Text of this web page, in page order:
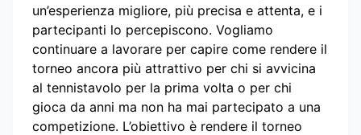
un’esperienza migliore, più precisa e attenta, e i
partecipanti lo percepiscono. Vogliamo
continuare a lavorare per capire come rendere il
torneo ancora più attrattivo per chi si avvicina
al tennistavolo per la prima volta o per chi
gioca da anni ma non ha mai partecipato a una
competizione. L’obiettivo è rendere il torneo